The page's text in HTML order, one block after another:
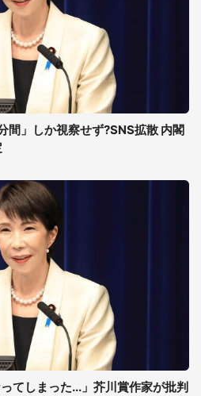
間」しか視察せず?SNS拡散 内閣
てしまった...」芥川賞作家が批判